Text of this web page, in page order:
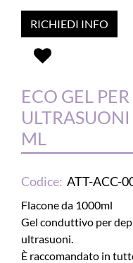
RICHIEDI INFO
ECO GEL
ML
Codice: ATT-ACC-
Flacone da 1000ml
Gel conduttivo per
ultrasuoni.
È raccomandato in